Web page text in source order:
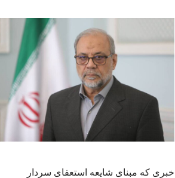
خبری که مبنای شایعه استعفای سردار